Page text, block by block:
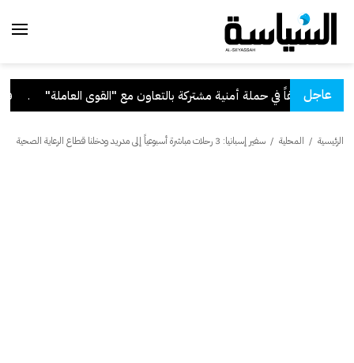
عاجل . قرار
الرئيسية / المحلية / سفير إسبانيا: 3 رحلات مباشرة أسبوعياً إلى مدريد ودخلنا قطاع الرعاية الصحية